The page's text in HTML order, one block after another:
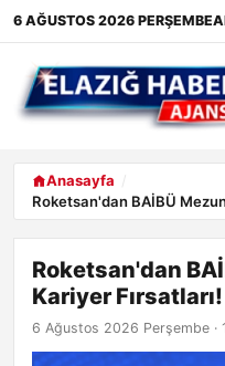
6 AĞUSTOS 2026 PERŞEMBE
ANASAYFA
GÜNDEM
EKONOMI
SAĞLIK
Anasayfa
Roketsan'dan BAİBÜ
Roketsan'dan
Kariyer Fırsatları!
6 Ağustos 2026 Perşembe ·